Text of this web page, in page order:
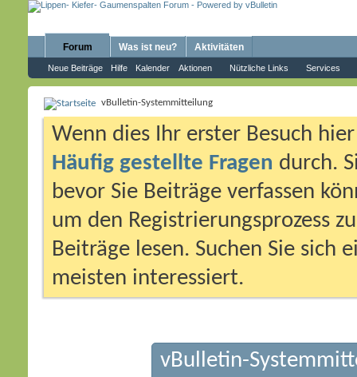
Forum
Neue Beiträge Hilfe Kalender Aktionen Nützliche Links Services
Was ist neu? Aktivitäten
vBulletin-Systemmitteilung
Wenn dies Ihr erster Besuch
Häufig gestellte Fragen durch.
bevor Sie Beiträge verfassen
um den Registrierungsprozess
Beiträge lesen. Suchen Sie sich
meisten interessiert.
vBulletin-